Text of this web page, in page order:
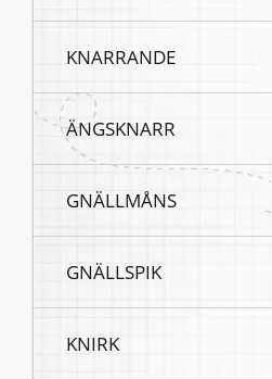
KNARRANDE
ÄNGSKNARR
GNÄLLMÅNS
GNÄLLSPIK
KNIRK